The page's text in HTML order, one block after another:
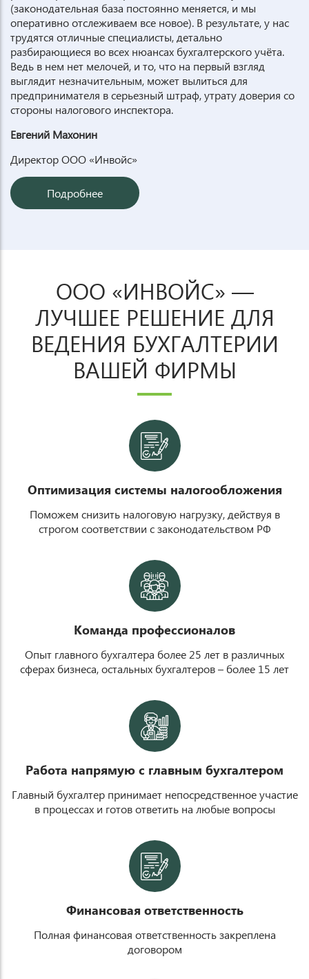
(законодательная база постоянно меняется, и мы
оперативно отслеживаем все новое). В результате, у нас
трудятся отличные специалисты, детально
разбирающиеся во всех нюансах бухгалтерского учёта.
Ведь в нем нет мелочей, и то, что на первый взгляд
выглядит незначительным, может вылиться для
предпринимателя в серьезный штраф, утрату доверия со
стороны налогового инспектора.
Евгений Махонин
Директор ООО «Инвойс»
Подробнее
ООО «ИНВОЙС» —
ЛУЧШЕЕ РЕШЕНИЕ ДЛЯ
ВЕДЕНИЯ БУХГАЛТЕРИИ
ВАШЕЙ ФИРМЫ
p
Оптимизация системы налогообложения
Поможем снизить налоговую нагрузку, действуя в
строгом соответствии с законодательством РФ
n
Команда профессионалов
Опыт главного бухгалтера более 25 лет в различных
сферах бизнеса, остальных бухгалтеров – более 15 лет
o
Работа напрямую с главным бухгалтером
Главный бухгалтер принимает непосредственное участие
в процессах и готов ответить на любые вопросы
p
Финансовая ответственность
Полная финансовая ответственность закреплена
договором